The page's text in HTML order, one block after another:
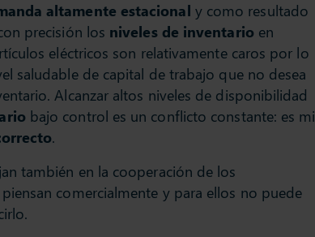
altamente estacional y como resultado
precisión los niveles de inventario en
eléctricos son relativamente caros por lo
saludable de capital de trabajo que no desea
Alcanzar altos niveles de disponibilidad
bajo control es un conflicto constante: es mi
.
también en la cooperación de los
comercialmente y para ellos no puede